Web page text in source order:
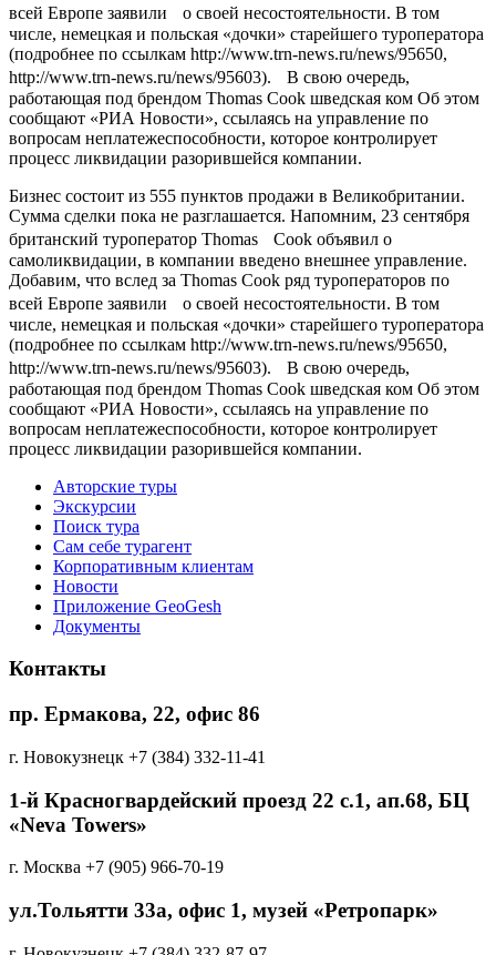
всей Европе заявили о своей несостоятельности. В том
числе, немецкая и польская «дочки» старейшего туроператора
(подробнее по ссылкам http://www.trn-news.ru/news/95650,
http://www.trn-news.ru/news/95603). В свою очередь,
работающая под брендом Thomas Cook шведская ком Об этом
сообщают «РИА Новости», ссылаясь на управление по
вопросам неплатежеспособности, которое контролирует
процесс ликвидации разорившейся компании.
Бизнес состоит из 555 пунктов продажи в Великобритании.
Сумма сделки пока не разглашается. Напомним, 23 сентября
британский туроператор Thomas Cook объявил о
самоликвидации, в компании введено внешнее управление.
Добавим, что вслед за Thomas Cook ряд туроператоров по
всей Европе заявили о своей несостоятельности. В том
числе, немецкая и польская «дочки» старейшего туроператора
(подробнее по ссылкам http://www.trn-news.ru/news/95650,
http://www.trn-news.ru/news/95603). В свою очередь,
работающая под брендом Thomas Cook шведская ком Об этом
сообщают «РИА Новости», ссылаясь на управление по
вопросам неплатежеспособности, которое контролирует
процесс ликвидации разорившейся компании.
Авторские туры
Экскурсии
Поиск тура
Cам себе турагент
Корпоративным клиентам
Новости
Приложение GeoGesh
Документы
Контакты
пр. Ермакова, 22, офис 86
г. Новокузнецк +7 (384) 332-11-41
1-й Красногвардейский проезд 22 с.1, aп.68, БЦ
«Neva Towers»
г. Москва +7 (905) 966-70-19
ул.Тольятти 33а, офис 1, музей «Ретропарк»